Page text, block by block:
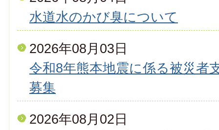
水道水のかび臭について
2026年08月03日
令和8年熊本地震に係る被災者
募集
2026年08月02日